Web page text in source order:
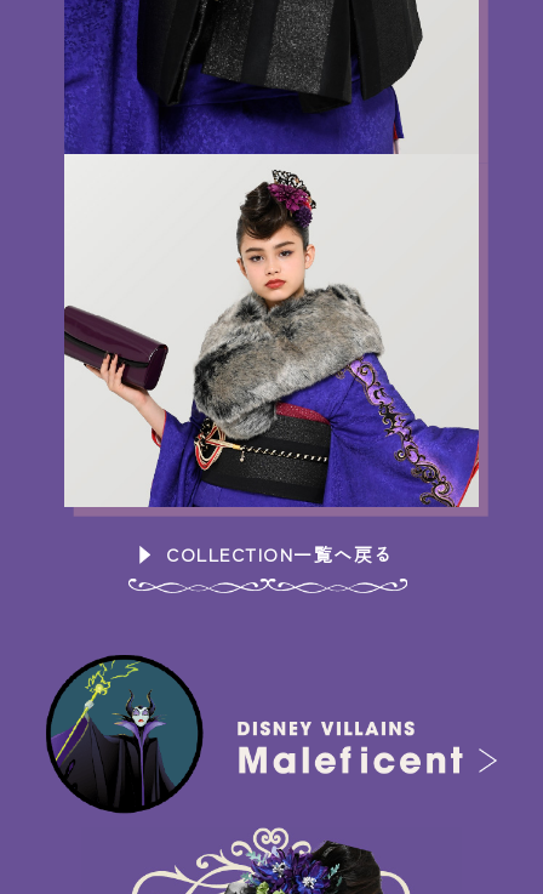
COLLECTION一覧へ戻る